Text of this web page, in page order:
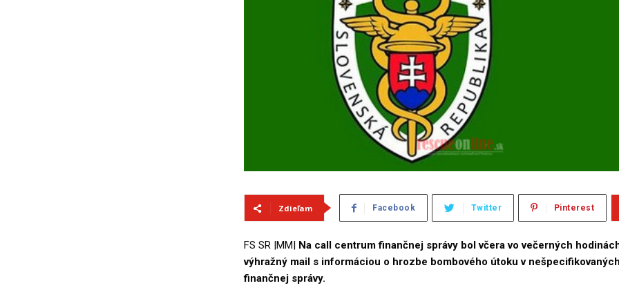
Zdieľam Facebook Twitter Pinterest
FS SR |MM| Na call centrum finančnej správy bol včera vo večerných
výhražný mail s informáciou o hrozbe bombového útoku v
finančnej správy.